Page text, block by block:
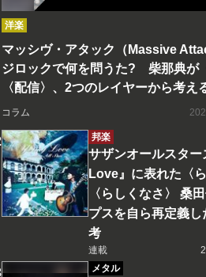
洋楽
マッシヴ・アタック（Massive
ジロックで何を問うた? 柴那典が
〈配信〉、2つのレイヤーから考え
コラム
邦楽
サザンオールスタ
Love』に表れた〈
〈らしくなさ〉 桑
プスを自ら再定義し
考
連載
メタル